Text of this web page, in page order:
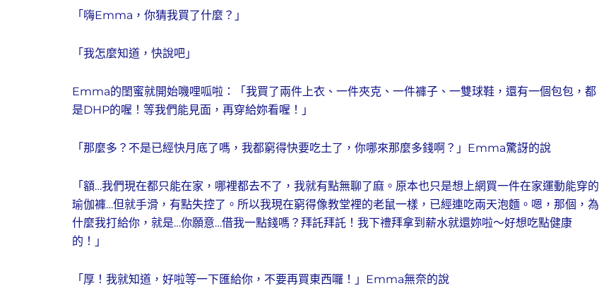
「嗨Emma，你猜我買了什麼？」
「我怎麼知道，快說吧」
Emma的閨蜜就開始嘰哩呱啦：「我買了兩件上衣、一件夾克、一件褲子、一雙球鞋，還有一個包包，都
是DHP的喔！等我們能見面，再穿給妳看喔！」
「那麼多？不是已經快月底了嗎，我都窮得快要吃土了，你哪來那麼多錢啊？」Emma驚訝的說
「額…我們現在都只能在家，哪裡都去不了，我就有點無聊了麻。原本也只是想上網買一件在家運動能穿的
瑜伽褲…但就手滑，有點失控了。所以我現在窮得像教堂裡的老鼠一樣，已經連吃兩天泡麵。嗯，那個，為
什麼我打給你，就是…你願意…借我一點錢嗎？拜託拜託！我下禮拜拿到薪水就還妳啦～好想吃點健康
的！」
「厚！我就知道，好啦等一下匯給你，不要再買東西囉！」Emma無奈的說